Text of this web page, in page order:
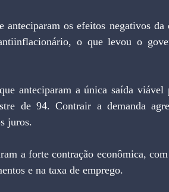
o que levou o
de 94. Contrair a demanda
juros.
e na taxa de emprego.